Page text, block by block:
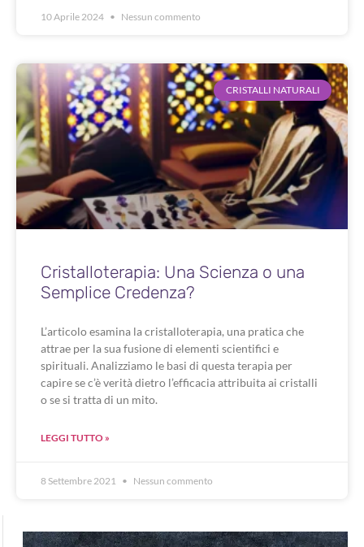
10 Aprile 2024 Nessun commento
CRISTALLI NATURALI
Cristalloterapia: Una Scienza o una
Semplice Credenza?
L’articolo esamina la cristalloterapia, una pratica che
attrae per la sua fusione di elementi scientifici e
spirituali. Analizziamo le basi di questa terapia per
capire se c’è verità dietro l’efficacia attribuita ai cristalli
o se si tratta di un mito.
LEGGI TUTTO »
8 Settembre 2021 Nessun commento